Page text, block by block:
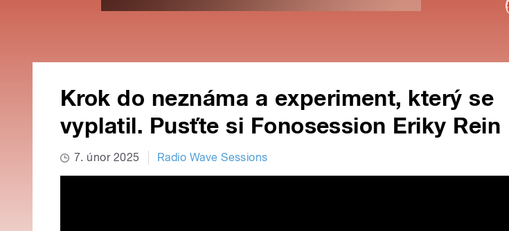
Krok do neznáma a experiment, který se
vyplatil. Pusťte si Fonosession Eriky Rein
7. únor 2025 Radio Wave Sessions